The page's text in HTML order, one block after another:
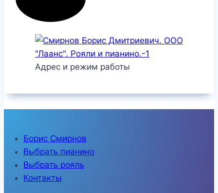
Адрес и режим работы
Борис Смирнов
Выбрать пианино
Выбрать рояль
Контакты